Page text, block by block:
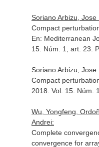
Soriano Arbizu,
Compact
En: Mediterranean
15. Núm. 1, art. 23.
Soriano Arbizu,
Compact
2018. Vol. 15. Núm.
Wu, Yongfeng,
Andrei:
Complete
convergence for